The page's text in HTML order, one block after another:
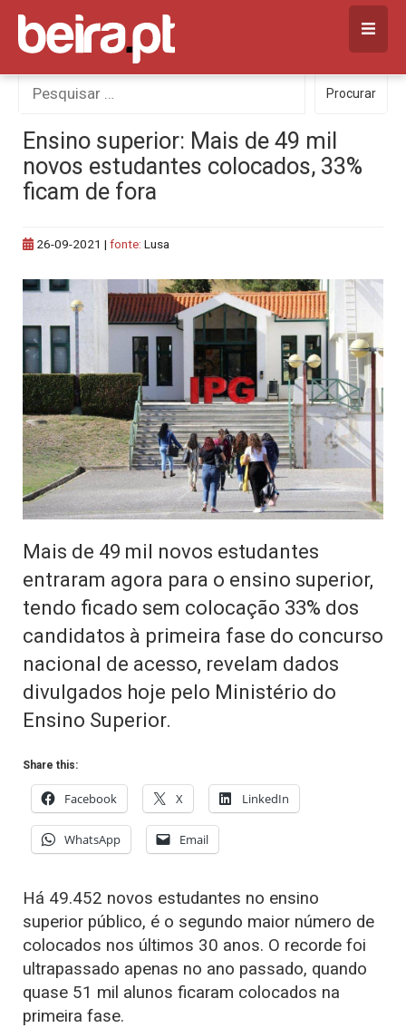
Skip
content
Procurar
por:
Procurar
Ensino superior: Mais de 49 mil
novos estudantes colocados, 33%
ficam de fora
26-09-2021 | fonte: Lusa
Mais de 49 mil novos estudantes
entraram agora para o ensino superior,
tendo ficado sem colocação 33% dos
candidatos à primeira fase do concurso
nacional de acesso, revelam dados
divulgados hoje pelo Ministério do
Ensino Superior.
Share this:
Facebook X LinkedIn
WhatsApp Email
Há 49.452 novos estudantes no ensino
superior público, é o segundo maior número de
colocados nos últimos 30 anos. O recorde foi
ultrapassado apenas no ano passado, quando
quase 51 mil alunos ficaram colocados na
primeira fase.